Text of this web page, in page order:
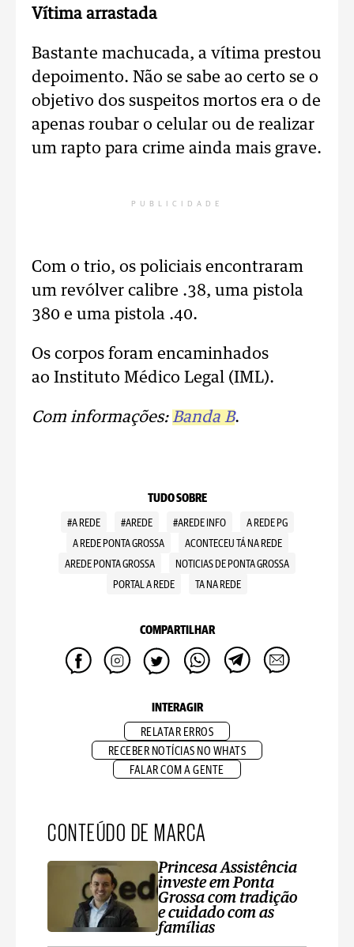
Vítima arrastada
Bastante machucada, a vítima prestou
depoimento. Não se sabe ao certo se o
objetivo dos suspeitos mortos era o de
apenas roubar o celular ou de realizar
um rapto para crime ainda mais grave.
PUBLICIDADE
Com o trio, os policiais encontraram
um revólver calibre .38, uma pistola
380 e uma pistola .40.
Os corpos foram encaminhados
ao Instituto Médico Legal (IML).
Com informações: Banda B.
TUDO SOBRE
#A REDE #AREDE #AREDE INFO
A REDE PG
A REDE PONTA GROSSA
ACONTECEU TÁ NA REDE
AREDE PONTA GROSSA
NOTICIAS DE PONTA GROSSA
PORTAL A REDE
TA NA REDE
COMPARTILHAR
INTERAGIR
RELATAR ERROS
RECEBER NOTÍCIAS NO WHATS
FALAR COM A GENTE
CONTEÚDO DE MARCA
Princesa Assistência
investe em Ponta
Grossa com tradição
e cuidado com as
famílias